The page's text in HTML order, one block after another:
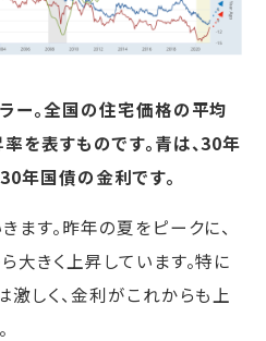
ー。全国の住宅価格の平均
を表すものです。青は、30年
年国債の金利です。
ます。昨年の夏をピークに、
大きく上昇しています。特に
しく、金利がこれからも上